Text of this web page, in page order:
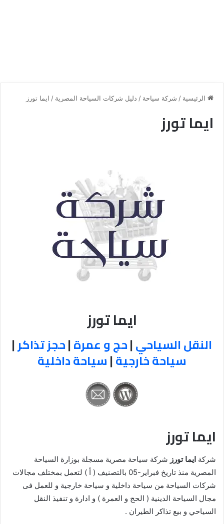
الرئيسية / شركة سياحة / دليل شركات السياحة المصرية / ايما تورز
ايما تورز
ايما تورز
النقل السياحي|حج و عمرة|حجز تذاكر|
سياحة خارجية|سياحة داخلية
ايما تورز
شركة ايما تورز شركة سياحة مصرية مسجلة بوزارة السياحة
المصرية منذ تاريخ فبراير-05 بالتصنيف ( أ ) لتعمل بمختلف مجالات
شركات السياحة من سياحة داخلية و سياحة خارجية و للعمل فى
مجال السياحة الدينية ( الحج و العمرة ) و ادارة و تنفيذ النقل
السياحي و بيع تذاكر الطيران .